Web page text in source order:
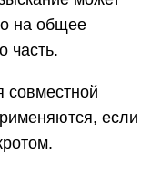
на общее
часть.
если